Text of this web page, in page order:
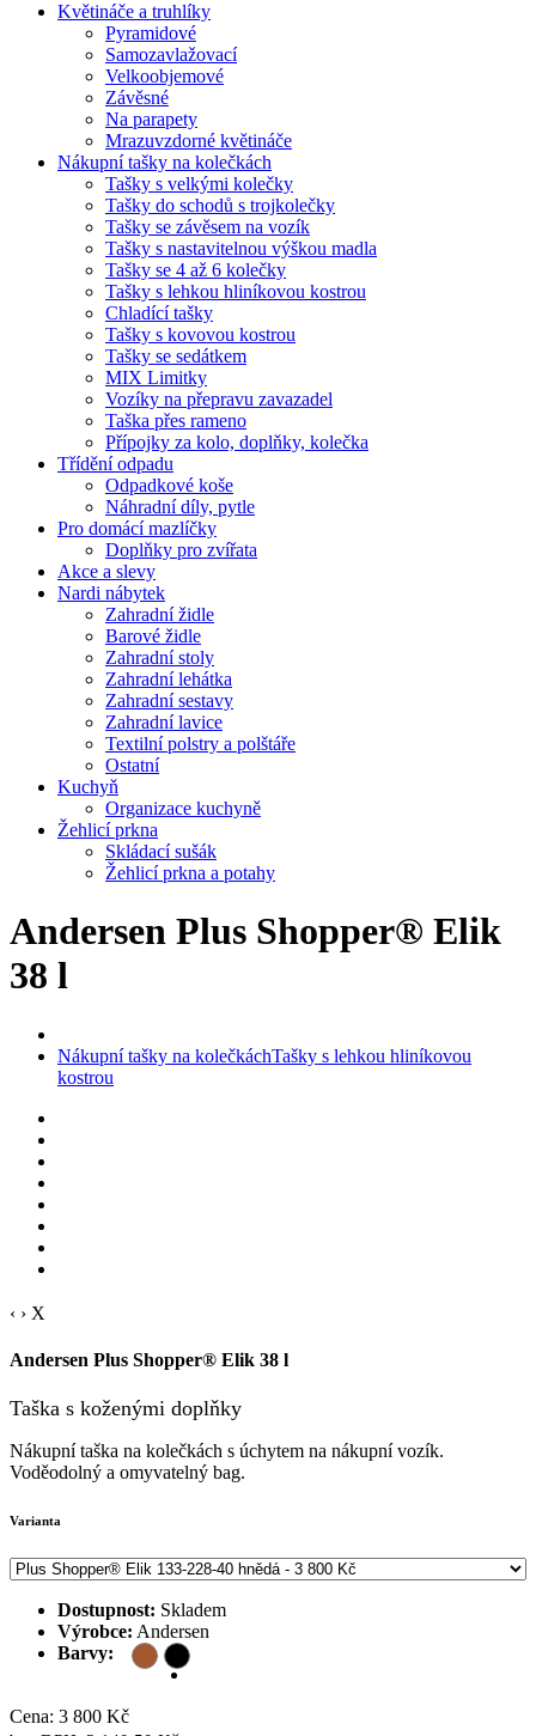
Květináče a truhlíky
Pyramidové
Samozavlažovací
Velkoobjemové
Závěsné
Na parapety
Mrazuvzdorné květináče
Nákupní tašky na kolečkách
Tašky s velkými kolečky
Tašky do schodů s trojkolečky
Tašky se závěsem na vozík
Tašky s nastavitelnou výškou madla
Tašky se 4 až 6 kolečky
Tašky s lehkou hliníkovou kostrou
Chladící tašky
Tašky s kovovou kostrou
Tašky se sedátkem
MIX Limitky
Vozíky na přepravu zavazadel
Taška přes rameno
Přípojky za kolo, doplňky, kolečka
Třídění odpadu
Odpadkové koše
Náhradní díly, pytle
Pro domácí mazlíčky
Doplňky pro zvířata
Akce a slevy
Nardi nábytek
Zahradní židle
Barové židle
Zahradní stoly
Zahradní lehátka
Zahradní sestavy
Zahradní lavice
Textilní polstry a polštáře
Ostatní
Kuchyň
Organizace kuchyně
Žehlicí prkna
Skládací sušák
Žehlicí prkna a potahy
Andersen Plus Shopper® Elik
38 l
Nákupní tašky na kolečkáchTašky s lehkou hliníkovou
kostrou
‹ › X
Andersen Plus Shopper® Elik 38 l
Taška s koženými doplňky
Nákupní taška na kolečkách s úchytem na nákupní vozík.
Voděodolný a omyvatelný bag.
Varianta
Dostupnost: Skladem
Výrobce: Andersen
Barvy:
Cena: 3 800 Kč